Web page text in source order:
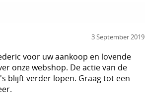
3 September 2019
voor uw aankoop en lovende
onze webshop. De actie van de
blijft verder lopen. Graag tot een